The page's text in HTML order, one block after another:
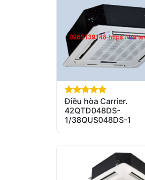
out of 5
Điều hòa Carrier.
42QTD048DS-
1/38QUS048DS-1